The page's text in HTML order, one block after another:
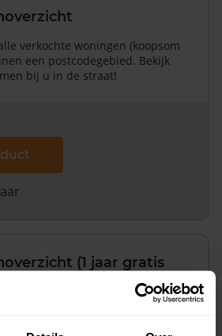
verkochte woningen (koopsom
een postcodegebied. Bekijk
bij u in de straat!
(1 jaar gratis